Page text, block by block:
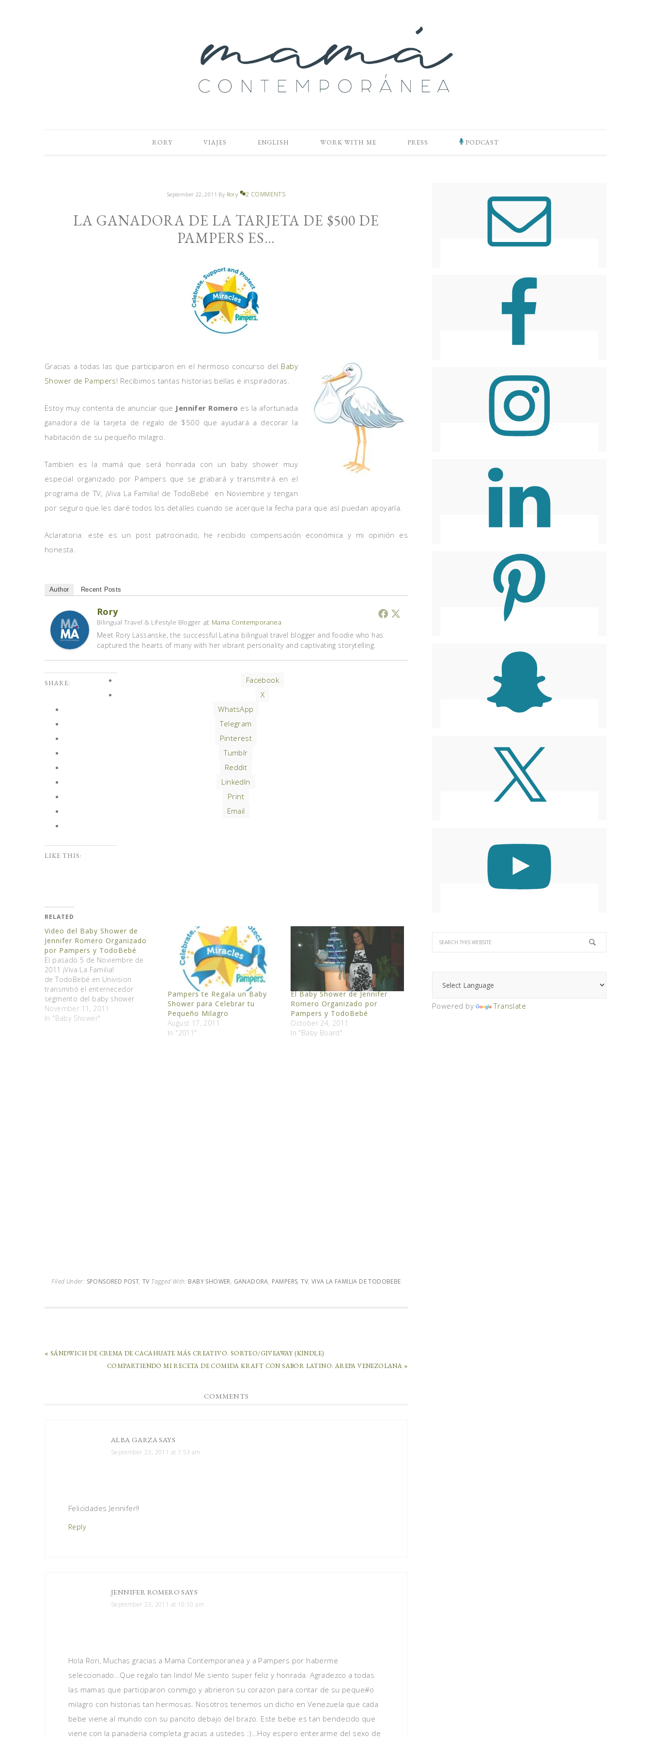
RORY VIAJES ENGLISH WORK WITH ME PRESS PODCAST
September 22, 2011 By Rory 2 COMMENTS
LA GANADORA DE LA TARJETA DE $500 DE
PAMPERS ES…
Gracias a todas las que participaron en el hermoso concurso del Baby
Shower de Pampers! Recibimos tantas historias bellas e inspiradoras.
Estoy muy contenta de anunciar que Jennifer Romero es la afortunada
ganadora de la tarjeta de regalo de $500 que ayudará a decorar la
habitación de su pequeño milagro.
Tambien es la mamá que será honrada con un baby shower muy
especial organizado por Pampers que se grabará y transmitirá en el
programa de TV, ¡Viva La Familia! de TodoBebé en Noviembre y tengan
por seguro que les daré todos los detalles cuando se acerque la fecha para que así puedan apoyarla.
Aclaratoria: este es un post patrocinado, he recibido compensación económica y mi opinión es
honesta.
Author Recent Posts
Rory
Bilingual Travel & Lifestyle Blogger at Mama Contemporanea
Meet Rory Lassanske, the successful Latina bilingual travel blogger and foodie who has
captured the hearts of many with her vibrant personality and captivating storytelling.
SHARE:
Facebook
X
WhatsApp
Telegram
Pinterest
Tumblr
Reddit
LinkedIn
Print
Email
LIKE THIS:
RELATED
Video del Baby Shower de
Jennifer Romero Organizado
por Pampers y TodoBebé
El pasado 5 de Noviembre de
2011 ¡Viva La Familia!
de TodoBebé en Univision
transmitió el enternecedor
segmento del baby shower
organizado por Pampers para
Jennifer Romero junto a la historia
November 11, 2011
In "Baby Shower"
Pampers te Regala un Baby
Shower para Celebrar tu
Pequeño Milagro
August 17, 2011
In "2011"
El Baby Shower de Jennifer
Romero Organizado por
Pampers y TodoBebé
October 24, 2011
In "Baby Board"
Filed Under: SPONSORED POST, TV Tagged With: BABY SHOWER, GANADORA, PAMPERS,TV, VIVA LA FAMILIA DE TODOBEBE
« SÁNDWICH DE CREMA DE CACAHUATE MÁS CREATIVO. SORTEO/GIVEAWAY (KINDLE)
COMPARTIENDO MI RECETA DE COMIDA KRAFT CON SABOR LATINO: AREPA VENEZOLANA »
COMMENTS
ALBA GARZA SAYS
September 23, 2011 at 7:53 am
Felicidades Jennifer!!
Reply
JENNIFER ROMERO SAYS
September 23, 2011 at 10:10 am
Hola Rori, Muchas gracias a Mama Contemporanea y a Pampers por haberme
seleccionado…Que regalo tan lindo! Me siento super feliz y honrada. Agradezco a todas
las mamas que participaron conmigo y abrieron su corazon para contar de su peque#o
milagro con historias tan hermosas. Nosotros tenemos un dicho en Venezuela que cada
bebe viene al mundo con su pancito debajo del brazo. Este bebe es tan bendecido que
viene con la panaderia completa gracias a ustedes :)…Hoy espero enterarme del sexo de
Powered by Translate